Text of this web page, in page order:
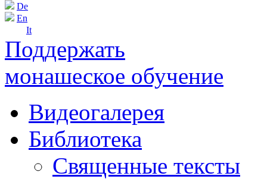
De
En
It
Поддержать
монашеское обучение
Видеогалерея
Библиотека
Священные тексты